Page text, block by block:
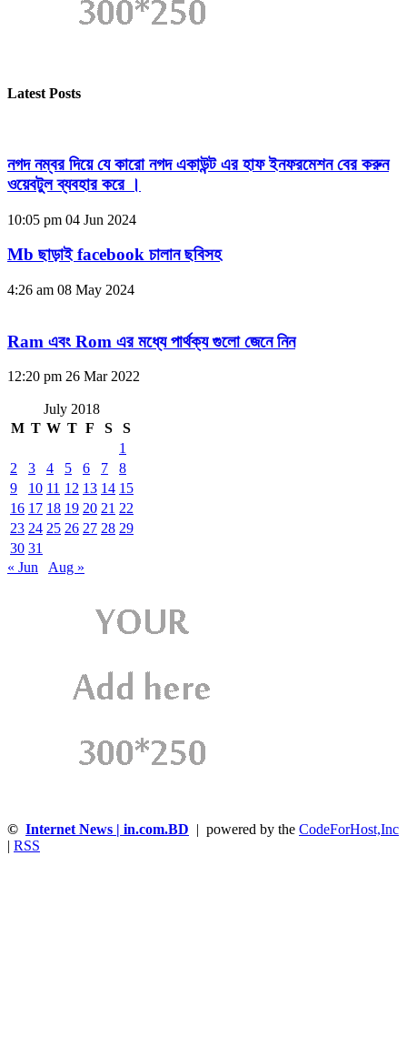
Latest Posts
নগদ নম্বর দিয়ে যে কারো নগদ একাউন্ট এর হাফ ইনফরমেশন বের করুন
ওয়েবটুল ব্যবহার করে ।
10:05 pm 04 Jun 2024
Mb ছাড়াই facebook চালান ছবিসহ
4:26 am 08 May 2024
Ram এবং Rom এর মধ্যে পার্থক্য গুলো জেনে নিন
12:20 pm 26 Mar 2022
July 2018
M T W T F S
S
1
2
3 4 5 6 7
8
9
10 11 12 13 14 15
16 17 18 19 20 21 22
23 24 25 26 27 28 29
30 31
« Jun
Aug »
© Internet News | in.com.BD | powered by the CodeForHost,Inc
RSS